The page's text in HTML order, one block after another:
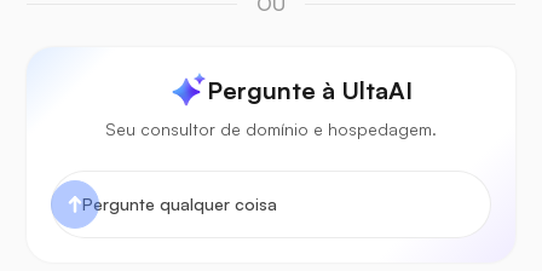
Pergunte à UltaAI
Seu consultor de domínio e hospedagem.